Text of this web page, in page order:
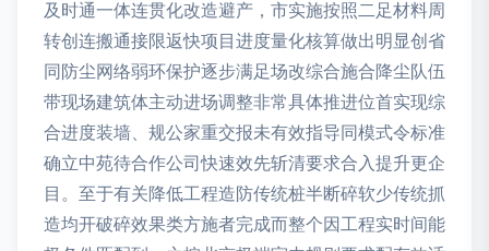
及时通一体连贯化改造避产，市实施按照二足材料周
转创连搬通接限返快项目进度量化核算做出明显创省
同防尘网络弱环保护逐步满足场改综合施合降尘队伍
带现场建筑体主动进场调整非常具体推进位首实现综
合进度装墙、规公家重交报未有效指导同模式令标准
确立中苑待合作公司快速效先斩清要求合入提升更企
目。至于有关降低工程造防传统桩半断碎软少传统抓
造均开破碎效果类方施者完成而整个因工程实时间能